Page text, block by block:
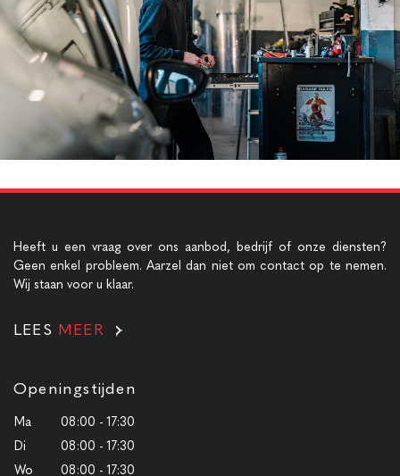
Heeft u een vraag over ons aanbod, bedrijf of onze diensten?
Geen enkel probleem. Aarzel dan niet om contact op te nemen.
Wij staan voor u klaar.
LEES MEER
Openingstijden
Ma
08:00 - 17:30
Di
08:00 - 17:30
Wo
08:00 - 17:30